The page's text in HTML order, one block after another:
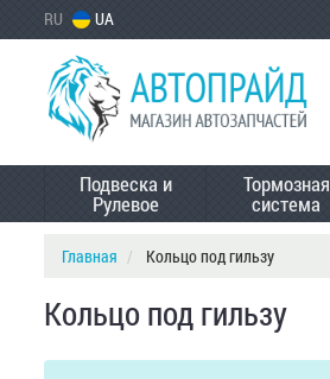
RU UA
Подвеска и
Рулевое
Тормозная
система
Главная Кольцо под гильзу
Кольцо под гильзу